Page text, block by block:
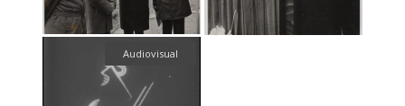
Audiovisual